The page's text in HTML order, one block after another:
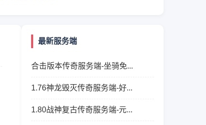
最新服务端
合击版本传奇服务端-坐骑免...
1.76神龙毁灭传奇服务端-好...
1.80战神复古传奇服务端-元...